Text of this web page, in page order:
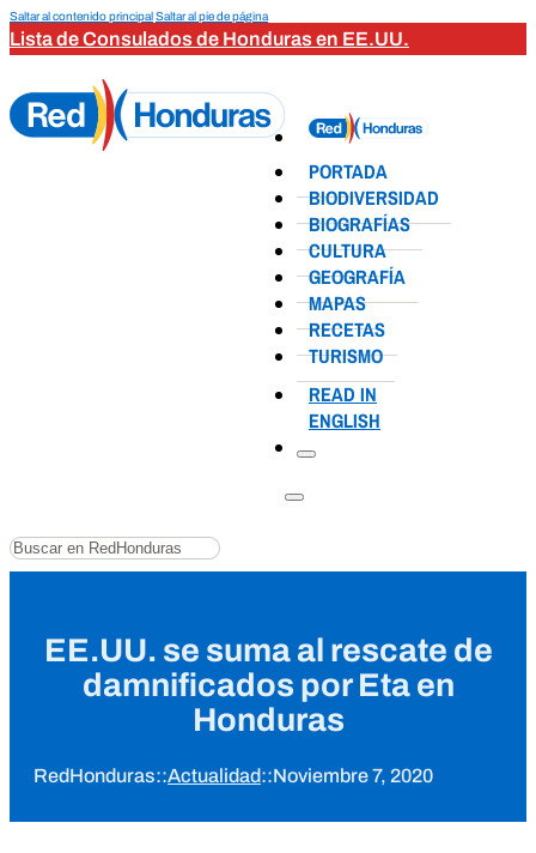
Saltar al contenido principalSaltar al pie de página
Lista de Consulados de Honduras en EE.UU.
PORTADA
BIODIVERSIDAD
BIOGRAFÍAS
CULTURA
GEOGRAFÍA
MAPAS
RECETAS
TURISMO
READ IN
ENGLISH
Buscar
EE.UU. se suma al rescate de
damnificados por Eta en
Honduras
RedHonduras::Actualidad::Noviembre 7, 2020